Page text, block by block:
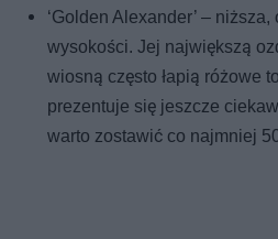
‘Golden Alexander’ –
wysokości. Jej największą
wiosną często łapią różowe
prezentuje się jeszcze
warto zostawić co najmniej